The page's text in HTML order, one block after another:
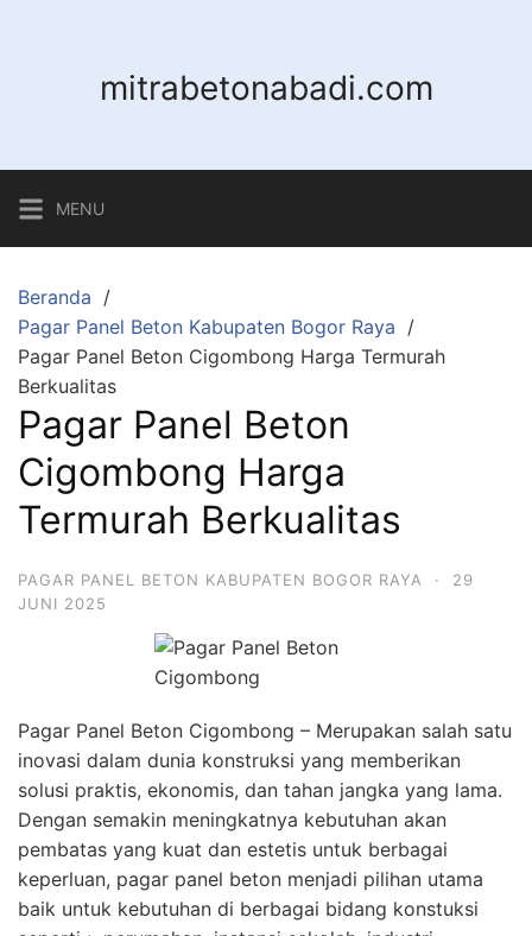
mitrabetonabadi.com
MENU
Beranda
Pagar Panel Beton Kabupaten Bogor Raya
Pagar Panel Beton Cigombong Harga Termurah
Berkualitas
Pagar Panel Beton
Cigombong Harga
Termurah Berkualitas
PAGAR PANEL BETON KABUPATEN BOGOR RAYA ·
29
JUNI 2025
Pagar Panel Beton Cigombong – Merupakan salah satu
inovasi dalam dunia konstruksi yang memberikan
solusi praktis, ekonomis, dan tahan jangka yang lama.
Dengan semakin meningkatnya kebutuhan akan
pembatas yang kuat dan estetis untuk berbagai
keperluan, pagar panel beton menjadi pilihan utama
baik untuk kebutuhan di berbagai bidang konstuksi